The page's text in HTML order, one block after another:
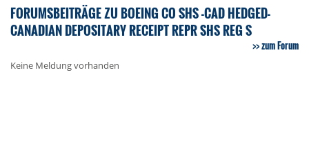
FORUMSBEITRÄGE ZU BOEING CO SHS -CAD HEDGED-
CANADIAN DEPOSITARY RECEIPT REPR SHS REG S
zum Forum
Keine Meldung vorhanden